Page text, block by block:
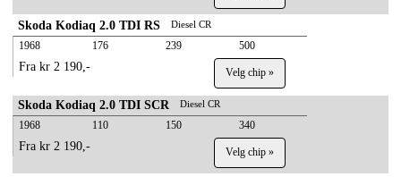
Skoda Kodiaq 2.0 TDI RS Diesel CR
1968 176 239 500
Fra kr 2 190,- Velg chip »
Skoda Kodiaq 2.0 TDI SCR Diesel CR
1968 110 150 340
Fra kr 2 190,- Velg chip »